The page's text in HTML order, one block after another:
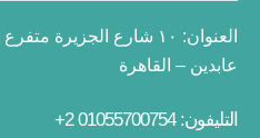
العنوان:
١٠ شارع الجزيرة
عابدين – القاهرة
التليفون: 01055700754 2+